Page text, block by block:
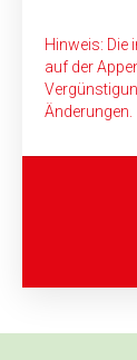
Hinweis: Die
auf der
Änderungen.